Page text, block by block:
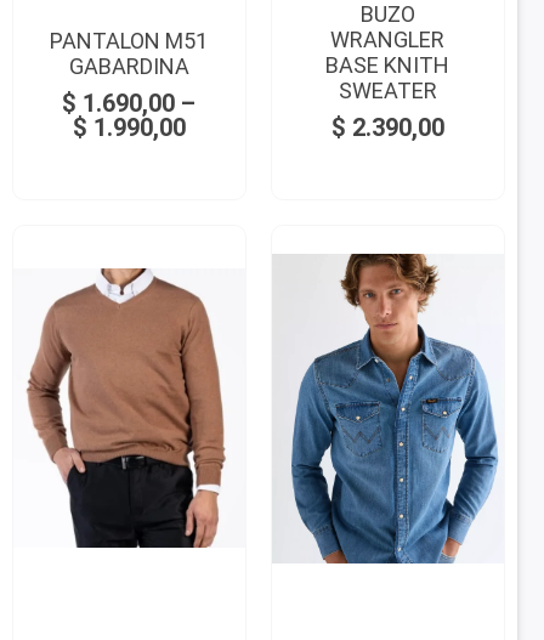
PANTALON M51
GABARDINA
$ 1.690,00 –
$ 1.990,00
BUZO
WRANGLER
BASE KNITH
SWEATER
$ 2.390,00